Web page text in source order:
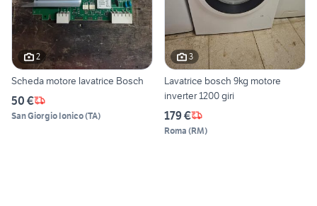
2
Scheda motore lavatrice Bosch
50 €
San Giorgio Ionico(TA)
3
Lavatrice bosch 9kg motore
inverter 1200 giri
179 €
Roma (RM)